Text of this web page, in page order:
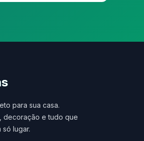
para sua casa.
decoração e tudo que
só lugar.